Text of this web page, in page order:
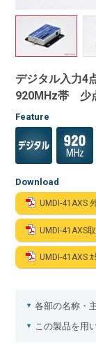
デジタル入力4
920MHz帯 少
Feature
Download
UMDI-41AXS
UMDI-41AXS
UMDI-41AXS ｶ
各部の名称・
この製品を用